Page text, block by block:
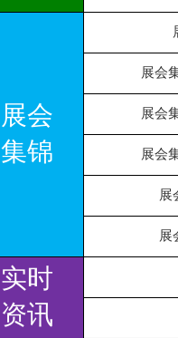
展会
集锦
展会
展会
展会
展
展
实时
资讯